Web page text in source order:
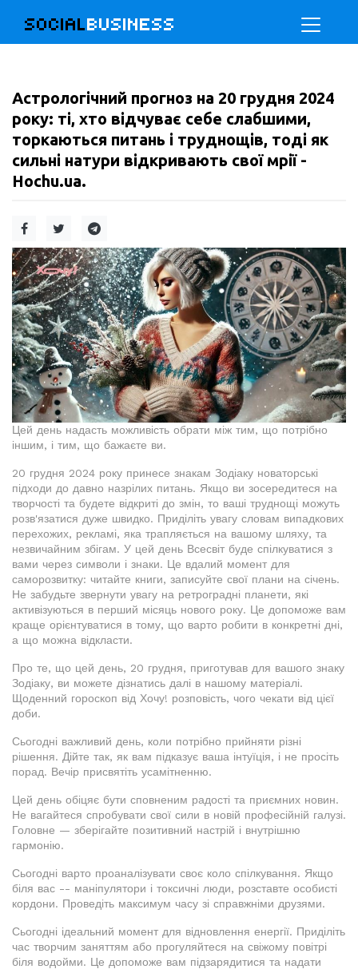
SOCIALBUSINESS
Астрологічний прогноз на 20 грудня 2024
року: ті, хто відчуває себе слабшими,
торкаються питань і труднощів, тоді як
сильні натури відкривають свої мрії -
Hochu.ua.
Цей день надасть можливість обрати між тим, що потрібно
іншим, і тим, що бажаєте ви.
20 грудня 2024 року принесе знакам Зодіаку новаторські
підходи до давно назрілих питань. Якщо ви зосередитеся на
творчості та будете відкриті до змін, то ваші труднощі можуть
розв'язатися дуже швидко. Приділіть увагу словам випадкових
перехожих, рекламі, яка трапляється на вашому шляху, та
незвичайним збігам. У цей день Всесвіт буде спілкуватися з
вами через символи і знаки. Це вдалий момент для
саморозвитку: читайте книги, записуйте свої плани на січень.
Не забудьте звернути увагу на ретроградні планети, які
активізуються в перший місяць нового року. Це допоможе вам
краще орієнтуватися в тому, що варто робити в конкретні дні,
а що можна відкласти.
Про те, що цей день, 20 грудня, приготував для вашого знаку
Зодіаку, ви можете дізнатись далі в нашому матеріалі.
Щоденний гороскоп від Хочу! розповість, чого чекати від цієї
доби.
Сьогодні важливий день, коли потрібно прийняти різні
рішення. Дійте так, як вам підказує ваша інтуїція, і не просіть
порад. Вечір присвятіть усамітненню.
Цей день обіцяє бути сповненим радості та приємних новин.
Не вагайтеся спробувати свої сили в новій професійній галузі.
Головне — зберігайте позитивний настрій і внутрішню
гармонію.
Сьогодні варто проаналізувати своє коло спілкування. Якщо
біля вас -- маніпулятори і токсичні люди, розставте особисті
кордони. Проведіть максимум часу зі справжніми друзями.
Сьогодні ідеальний момент для відновлення енергії. Приділіть
час творчим заняттям або прогуляйтеся на свіжому повітрі
біля водойми. Це допоможе вам підзарядитися та надати